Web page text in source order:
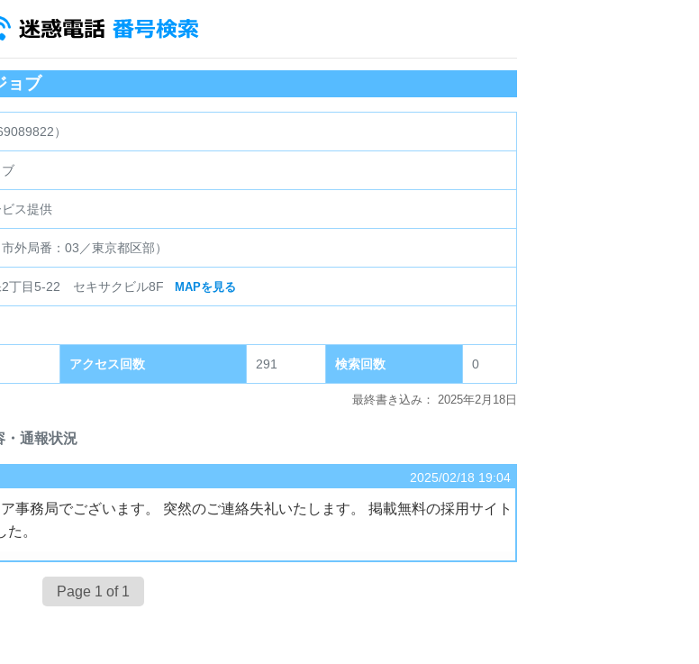
ョブ
）
ス提供
外局番：03／東京都区部）
2丁目5-22 セキサクビル8F MAPを見る
アクセス回数 291 検索回数 0
最終書き込み： 2025年2月18日
・通報状況
2025/02/18 19:04
事務局でございます。 突然のご連絡失礼いたします。 掲載無料の採用サイト
。
Page 1 of 1